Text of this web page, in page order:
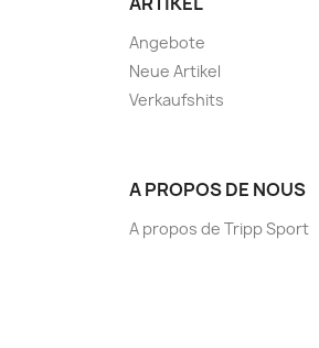
Angebote
Neue Artikel
Verkaufshits
A PROPOS DE NOUS
A propos de Tripp Sport